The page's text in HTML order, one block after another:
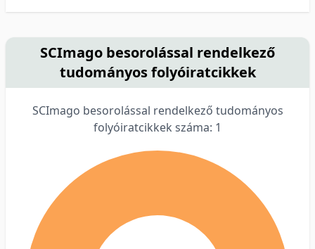
SCImago besorolással rendelkező
tudományos folyóiratcikkek
SCImago besorolással rendelkező tudományos
folyóiratcikkek száma: 1